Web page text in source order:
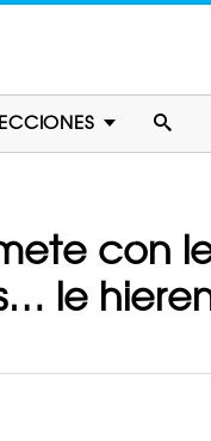
con
le